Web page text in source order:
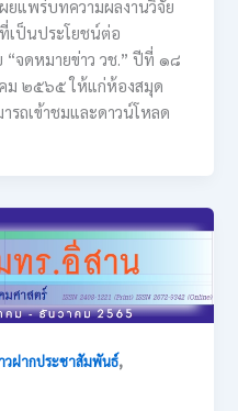
ยแพร่บทความผลงานวิจัย
เป็นประโยชน์ต่อ
“จดหมายข่าว วช.” ปีที่ ๑๘
ม ๒๕๖๕ ให้แก่ห้องสมุด
รถเข้าชมและดาวน์โหลด
วฝากประชาสัมพันธ์,